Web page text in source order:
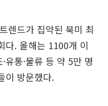
렌드가 집약된 북미 최
다. 올해는 1100개 이
유통·물류 등 약 5만 명
이 방문했다.